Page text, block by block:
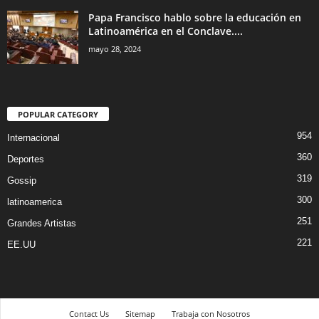
Papa Francisco hablo sobre la educación en
Latinoamérica en el Conclave....
mayo 28, 2024
POPULAR CATEGORY
Internacional 954
Deportes 360
Gossip 319
latinoamerica 300
Grandes Artistas 251
EE.UU 221
Contact Us Sitemap Trabaja con Nosotros